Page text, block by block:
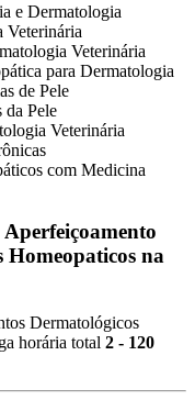
e Dermatologia
Veterinária
Veterinária
para Dermatologia
de Pele
da Pele
Veterinária
com Medicina
Homeopaticos na
Dermatológicos
horária total 2 - 120